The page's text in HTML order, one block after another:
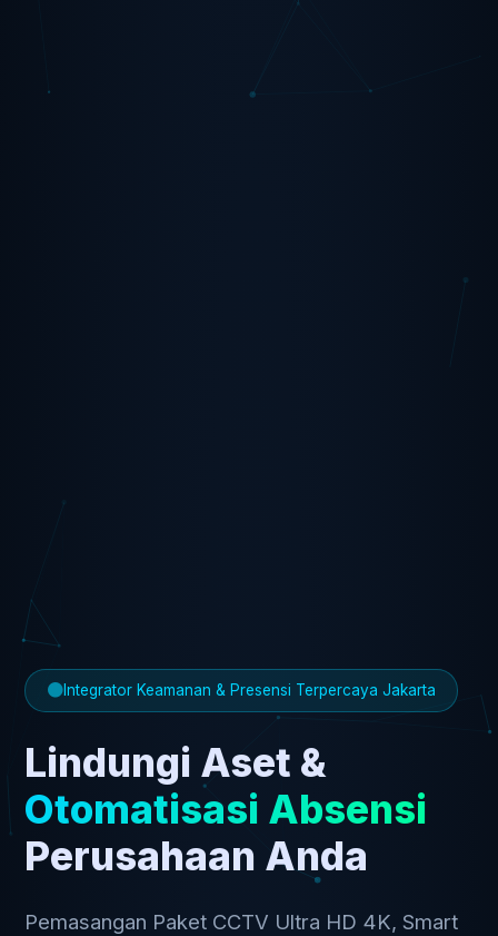
Integrator Keamanan & Presensi Terpercaya Jakarta
Lindungi Aset &
Otomatisasi Absensi
Perusahaan Anda
Pemasangan Paket CCTV Ultra HD 4K, Smart